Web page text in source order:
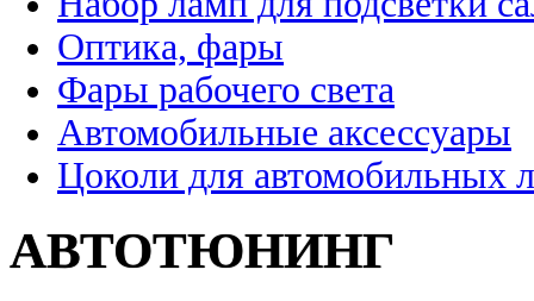
Оптика, фары
Фары рабочего света
Автомобильные аксессуары
Цоколи для автомобильных
АВТОТЮНИНГ